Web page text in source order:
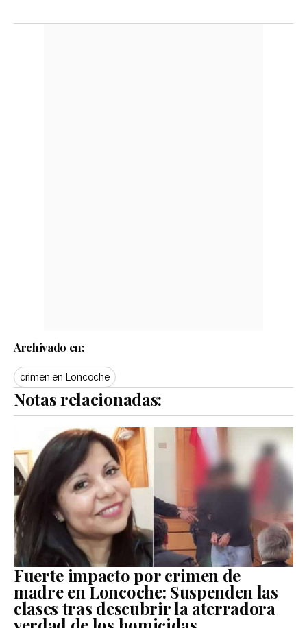
Archivado en:
crimen en Loncoche
Notas relacionadas:
Fuerte impacto por crimen de
madre en Loncoche: Suspenden las
clases tras descubrir la aterradora